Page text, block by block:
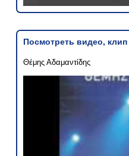
Посмотреть видео,
Θέμης Αδαμαντίδης